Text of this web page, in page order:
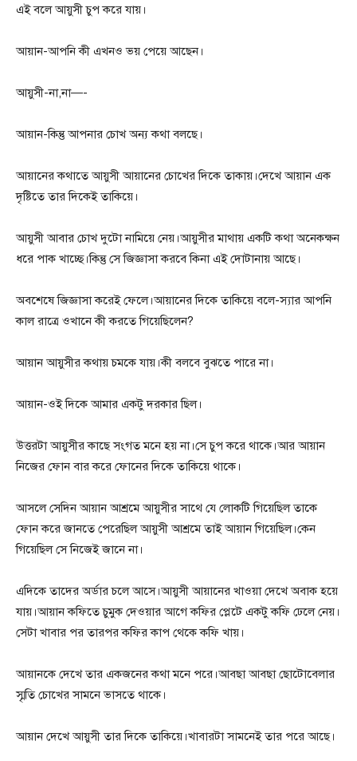
এই বলে আয়ুসী চুপ করে যায়।
আয়ান-আপনি কী এখনও ভয় পেয়ে আছেন।
আয়ুসী-না,না—-
আয়ান-কিন্তু আপনার চোখ অন্য কথা বলছে।
আয়ানের কথাতে আয়ুসী আয়ানের চোখের দিকে তাকায়।দেখে আয়ান এক
দৃষ্টিতে তার দিকেই তাকিয়ে।
আয়ুসী আবার চোখ দুটো নামিয়ে নেয়।আয়ুসীর মাথায় একটি কথা অনেকক্ষন
ধরে পাক খাচ্ছে।কিন্তু সে জিজ্ঞাসা করবে কিনা এই দোটানায় আছে।
অবশেষে জিজ্ঞাসা করেই ফেলে।আয়ানের দিকে তাকিয়ে বলে-স্যার আপনি
কাল রাত্রে ওখানে কী করতে গিয়েছিলেন?
আয়ান আয়ুসীর কথায় চমকে যায়।কী বলবে বুঝতে পারে না।
আয়ান-ওই দিকে আমার একটু দরকার ছিল।
উত্তরটা আয়ুসীর কাছে সংগত মনে হয় না।সে চুপ করে থাকে।আর আয়ান
নিজের ফোন বার করে ফোনের দিকে তাকিয়ে থাকে।
আসলে সেদিন আয়ান আশ্রমে আয়ুসীর সাথে যে লোকটি গিয়েছিল তাকে
ফোন করে জানতে পেরেছিল আয়ুসী আশ্রমে তাই আয়ান গিয়েছিল।কেন
গিয়েছিল সে নিজেই জানে না।
এদিকে তাদের অর্ডার চলে আসে।আয়ুসী আয়ানের খাওয়া দেখে অবাক হয়ে
যায়।আয়ান কফিতে চুমুক দেওয়ার আগে কফির প্লেটে একটু কফি ঢেলে নেয়।
সেটা খাবার পর তারপর কফির কাপ থেকে কফি খায়।
আয়ানকে দেখে তার একজনের কথা মনে পরে।আবছা আবছা ছোটোবেলার
স্মৃতি চোখের সামনে ভাসতে থাকে।
আয়ান দেখে আয়ুসী তার দিকে তাকিয়ে।খাবারটা সামনেই তার পরে আছে।